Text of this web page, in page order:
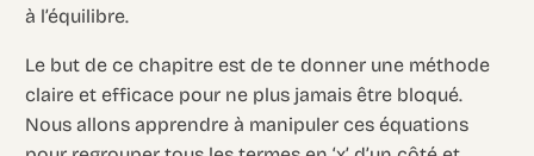
à l’équilibre.
Le but de ce chapitre est de te donner une méthode
claire et efficace pour ne plus jamais être bloqué.
Nous allons apprendre à manipuler ces équations